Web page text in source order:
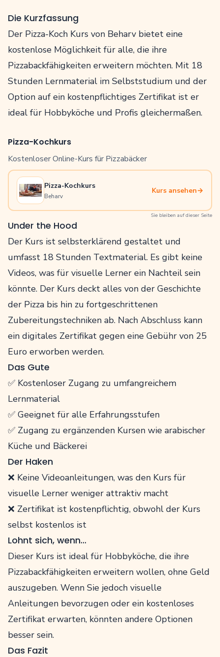
Die Kurzfassung
Der Pizza-Koch Kurs von Beharv bietet eine
kostenlose Möglichkeit für alle, die ihre
Pizzabackfähigkeiten erweitern möchten. Mit 18
Stunden Lernmaterial im Selbststudium und der
Option auf ein kostenpflichtiges Zertifikat ist er
ideal für Hobbyköche und Profis gleichermaßen.
Pizza-Kochkurs
Kostenloser Online-Kurs für Pizzabäcker
Pizza-Kochkurs
Beharv
Kurs ansehen→
Sie bleiben auf dieser Seite
Under the Hood
Der Kurs ist selbsterklärend gestaltet und
umfasst 18 Stunden Textmaterial. Es gibt keine
Videos, was für visuelle Lerner ein Nachteil sein
könnte. Der Kurs deckt alles von der Geschichte
der Pizza bis hin zu fortgeschrittenen
Zubereitungstechniken ab. Nach Abschluss kann
ein digitales Zertifikat gegen eine Gebühr von 25
Euro erworben werden.
Das Gute
✅ Kostenloser Zugang zu umfangreichem
Lernmaterial
✅ Geeignet für alle Erfahrungsstufen
✅ Zugang zu ergänzenden Kursen wie arabischer
Küche und Bäckerei
Der Haken
❌ Keine Videoanleitungen, was den Kurs für
visuelle Lerner weniger attraktiv macht
❌ Zertifikat ist kostenpflichtig, obwohl der Kurs
selbst kostenlos ist
Lohnt sich, wenn...
Dieser Kurs ist ideal für Hobbyköche, die ihre
Pizzabackfähigkeiten erweitern wollen, ohne Geld
auszugeben. Wenn Sie jedoch visuelle
Anleitungen bevorzugen oder ein kostenloses
Zertifikat erwarten, könnten andere Optionen
besser sein.
Das Fazit